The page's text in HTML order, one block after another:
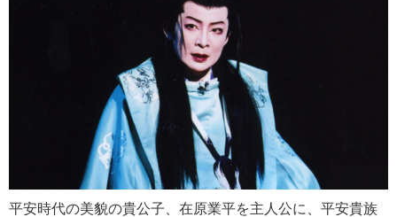
平安時代の美貌の貴公子、在原業平を主人公に、平安貴族